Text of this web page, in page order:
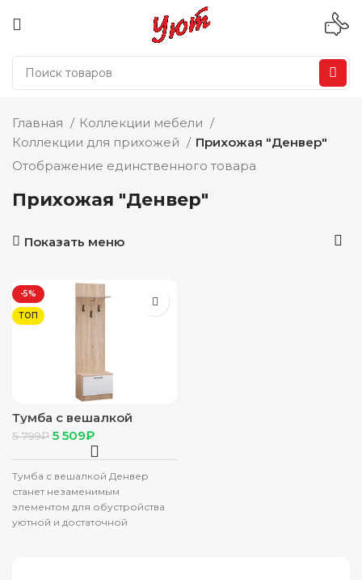
Главная
Коллекции мебели
Коллекции для прихожей
Прихожая "Денвер"
Отображение единственного товара
Прихожая "Денвер"
Показать меню
-5%
ТОП
Тумба с вешалкой
Денвер дуб сонома/
белый
5 799₽ 5 509₽
Тумба с вешалкой Денвер
станет незаменимым
элементом для обустройства
уютной и достаточной